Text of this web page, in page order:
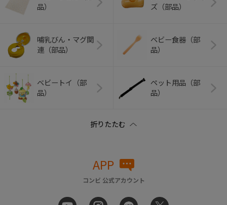
品）
ズ（部品）
哺乳びん・マグ関
連（部品）
ベビー食器（部
品）
ベビートイ（部
品）
ペット用品（部
品）
APP
コンビ 公式アカウント